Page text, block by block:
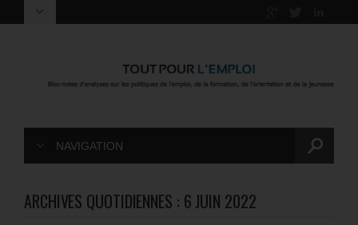
NAVIGATION
ARCHIVES QUOTIDIENNES : 6 JUIN 2022